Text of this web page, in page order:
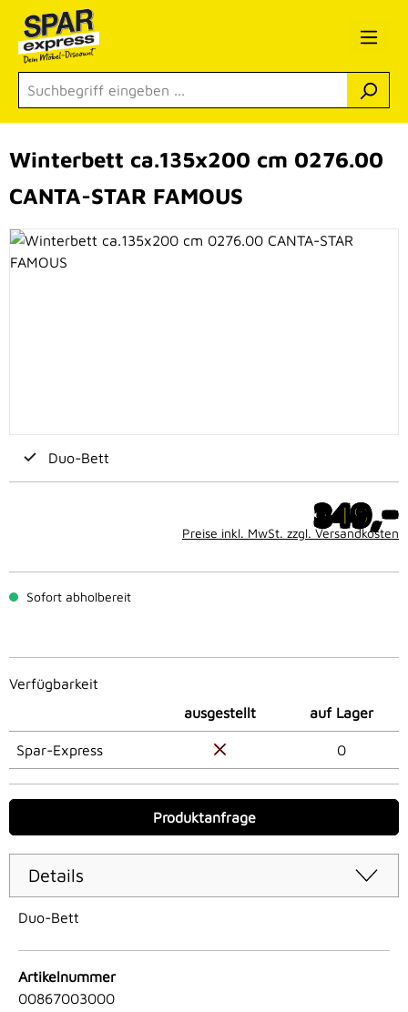
Zum Hauptinhalt springen
Bildergalerie überspringen
Winterbett ca.135x200 cm 0276.00
CANTA-STAR FAMOUS
Duo-Bett
349,-
Preise inkl. MwSt. zzgl. Versandkosten
Sofort abholbereit
Verfügbarkeit
ausgestellt
auf Lager
Spar-Express 0
Produktanfrage
Details
Duo-Bett
Artikelnummer
00867003000